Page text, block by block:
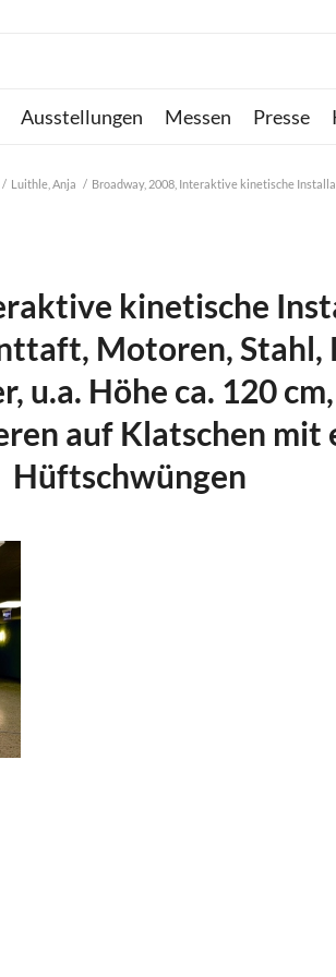
Ausstellungen Messen Presse
/ Luithle, Anja / Broadway, 2008, Interaktive kinetische
kinetische
Motoren, Stahl,
u.a. Höhe ca. 120
auf Klatschen mit
Hüftschwüngen